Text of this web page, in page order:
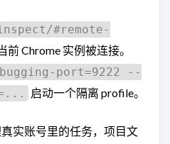
#remote-
前 Chrome 实例被连接。
port=9222 --
启动一个隔离 profile。
实账号里的任务，项目文